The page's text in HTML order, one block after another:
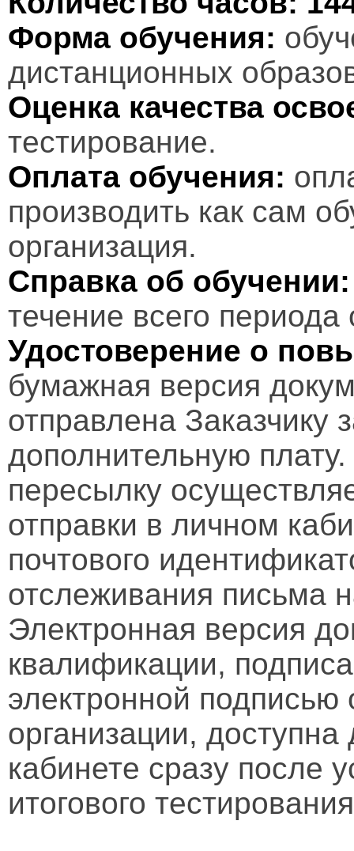
Форма обучения:
дистанционных
Оценка качества
тестирование.
Оплата обучения:
производить как сам
организация.
Справка об обучении:
течение всего периода
Удостоверение о
бумажная версия
отправлена Заказчику
дополнительную
пересылку
отправки в личном
почтового
отслеживания письма
Электронная версия
квалификации,
электронной подписью
организации,
кабинете сразу после
итогового